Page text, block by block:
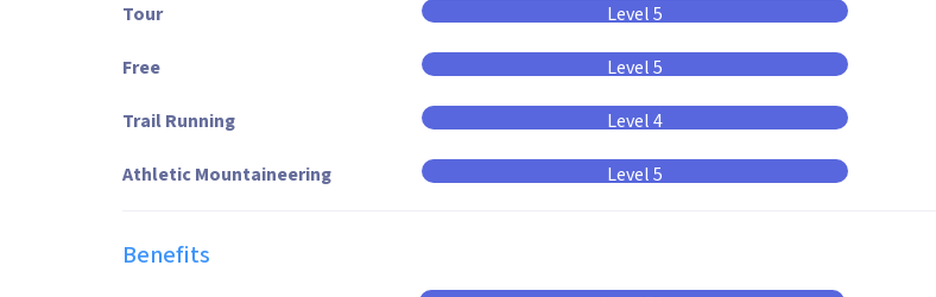
Tour Level 5
Free Level 5
Trail Running Level 4
Athletic Mountaineering Level 5
Benefits